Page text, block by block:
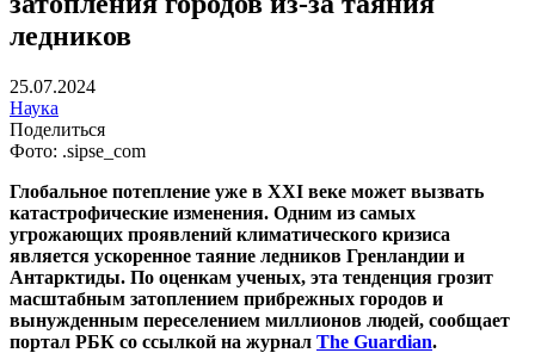
ледников
25.07.2024
Наука
Поделиться
Фото: .sipse_com
Глобальное потепление уже в XXI веке может вызвать
катастрофические изменения. Одним из самых
угрожающих проявлений климатического кризиса
является ускоренное таяние ледников Гренландии и
Антарктиды. По оценкам ученых, эта тенденция грозит
масштабным затоплением прибрежных городов и
вынужденным переселением миллионов людей, сообщает
портал РБК со ссылкой на журнал The Guardian.